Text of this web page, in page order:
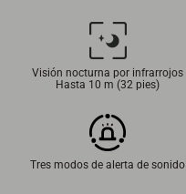
Visión nocturna por infrarrojos
Hasta 10 m (32 pies)
Tres modos de alerta de sonido